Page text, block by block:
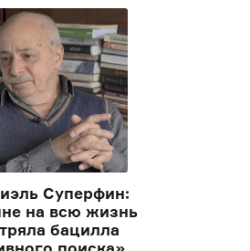
Суперфин:
на всю жизнь
бацилла